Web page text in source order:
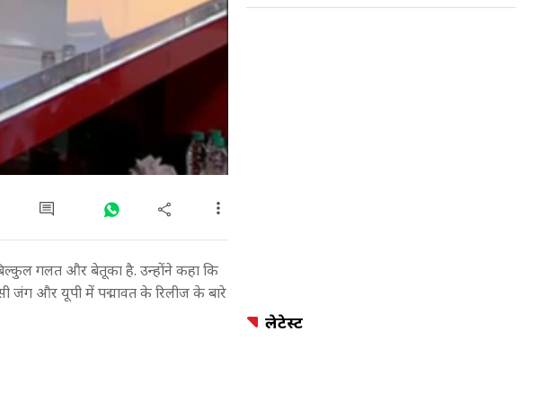
गलत और बेतूका है. उन्होंने कहा कि
जंग और यूपी में पद्मावत के रिलीज के बारे
लेटेस्ट